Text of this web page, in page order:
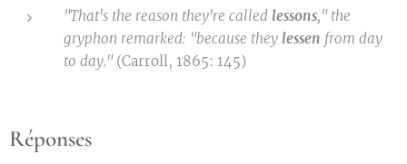
"That's the reason they're called lessons," the
gryphon remarked: "because they lessen from day
to day." (Carroll, 1865: 145)
Réponses